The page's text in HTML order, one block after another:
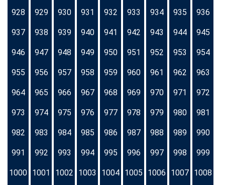
928 929 930 931 932 933 934 935 936
937 938 939 940 941 942 943 944 945
946 947 948 949 950 951 952 953 954
955 956 957 958 959 960 961 962 963
964 965 966 967 968 969 970 971 972
973 974 975 976 977 978 979 980 981
982 983 984 985 986 987 988 989 990
991 992 993 994 995 996 997 998 999
1000 1001 1002 1003 1004 1005 1006 1007 1008